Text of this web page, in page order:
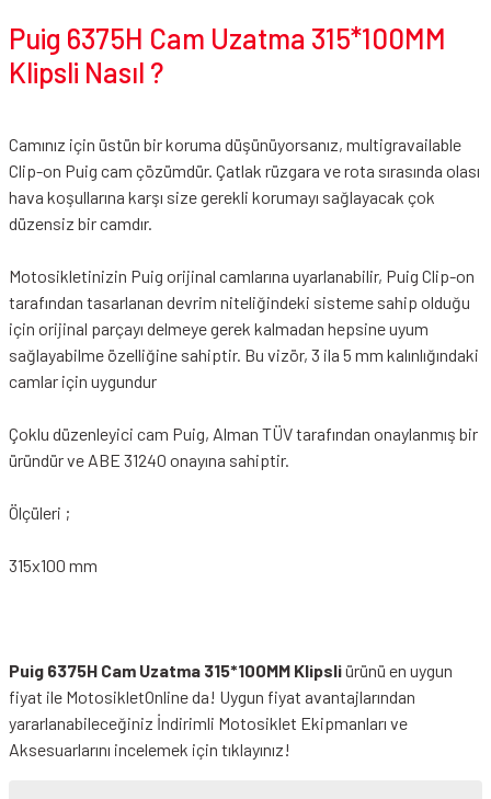
Puig 6375H Cam Uzatma 315*100MM
Klipsli Nasıl ?
Camınız için üstün bir koruma düşünüyorsanız, multigravailable
Clip-on Puig cam çözümdür. Çatlak rüzgara ve rota sırasında olası
hava koşullarına karşı size gerekli korumayı sağlayacak çok
düzensiz bir camdır.
Motosikletinizin Puig orijinal camlarına uyarlanabilir, Puig Clip-on
tarafından tasarlanan devrim niteliğindeki sisteme sahip olduğu
için orijinal parçayı delmeye gerek kalmadan hepsine uyum
sağlayabilme özelliğine sahiptir. Bu vizör, 3 ila 5 mm kalınlığındaki
camlar için uygundur
Çoklu düzenleyici cam Puig, Alman TÜV tarafından onaylanmış bir
üründür ve ABE 31240 onayına sahiptir.
Ölçüleri ;
315x100 mm
Puig 6375H Cam Uzatma 315*100MM Klipsliürünü en uygun
fiyat ile MotosikletOnline da! Uygun fiyat avantajlarından
yararlanabileceğiniz İndirimli Motosiklet Ekipmanları ve
Aksesuarlarını incelemek için tıklayınız!